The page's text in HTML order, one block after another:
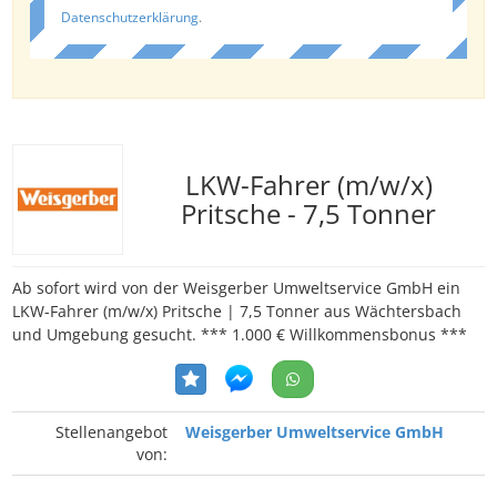
Datenschutzerklärung.
LKW-Fahrer (m/w/x)
Pritsche - 7,5 Tonner
Ab sofort wird von der Weisgerber Umweltservice GmbH ein
LKW-Fahrer (m/w/x) Pritsche | 7,5 Tonner aus Wächtersbach
und Umgebung gesucht. *** 1.000 € Willkommensbonus ***
Stellenangebot
von:
Weisgerber Umweltservice GmbH